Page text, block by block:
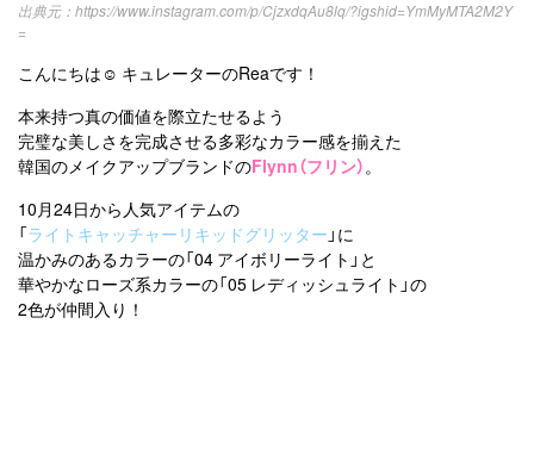
https://www.instagram.com/p/CjzxdqAu8lq/?igshid=YmMyMTA2M2Y
=
こんにちは☺︎ キュレーターのReaです！
本来持つ真の価値を際立たせるよう
完璧な美しさを完成させる多彩なカラー感を揃えた
韓国のメイクアップブランドのFlynn（フリン） 。
10月24日から人気アイテムの
「ライトキャッチャーリキッドグリッター 」に
温かみのあるカラーの「04 アイボリーライト」と
華やかなローズ系カラーの「05 レディッシュライト」の
2色が仲間入り！